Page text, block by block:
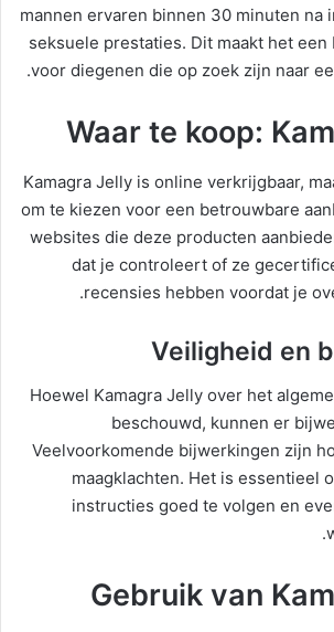
mannen ervaren binnen 30 minuten na
seksuele prestaties. Dit maakt het
voor diegenen die op zoek zijn naar
Waar te koop:
Kamagra Jelly is online verkrijgbaar,
om te kiezen voor een betrouwbare
websites die deze producten
dat je controleert of ze
recensies hebben voordat je
Veiligheid en
Hoewel Kamagra Jelly over het
beschouwd, kunnen er
Veelvoorkomende bijwerkingen zijn
maagklachten. Het is essentieel
instructies goed te volgen en
Gebruik van